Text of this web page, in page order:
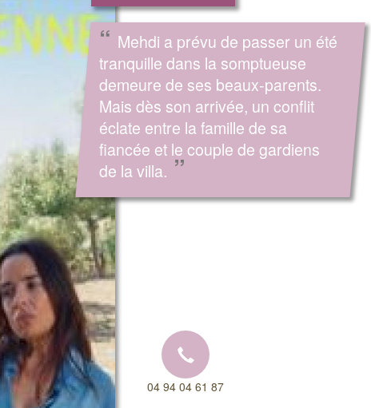
“ Mehdi a prévu de passer un été
tranquille dans la somptueuse
demeure de ses beaux-parents.
Mais dès son arrivée, un conflit
éclate entre la famille de sa
fiancée et le couple de gardiens
de la villa. ”
04 94 04 61 87